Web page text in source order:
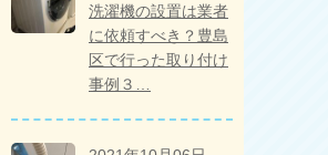
洗濯機の設置は業者
に依頼すべき？豊島
区で行った取り付け
事例３…